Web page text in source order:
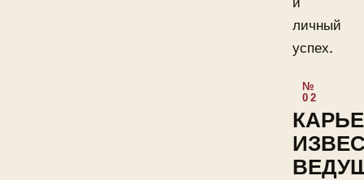
личный
успех.